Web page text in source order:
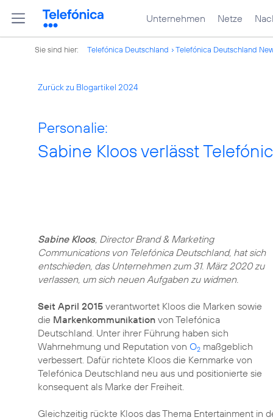
Unternehmen Netze
Sie sind hier: Telefónica Deutschland Telefónica Deutschland
Zurück zu Blogartikel 2024
Personalie:
Sabine Kloos verlässt
Sabine Kloos, Director Brand & Marketing
Communications von Telefónica Deutschland, hat sich
entschieden, das Unternehmen zum 31. März 2020 zu
verlassen, um sich neuen Aufgaben zu widmen.
Seit April 2015 verantwortet Kloos die Marken sowie
die Markenkommunikation von Telefónica
Deutschland. Unter ihrer Führung haben sich
Wahrnehmung und Reputation von O2 maßgeblich
verbessert. Dafür richtete Kloos die Kernmarke von
Telefónica Deutschland neu aus und positionierte sie
konsequent als Marke der Freiheit.
Gleichzeitig rückte Kloos das Thema Entertainment in